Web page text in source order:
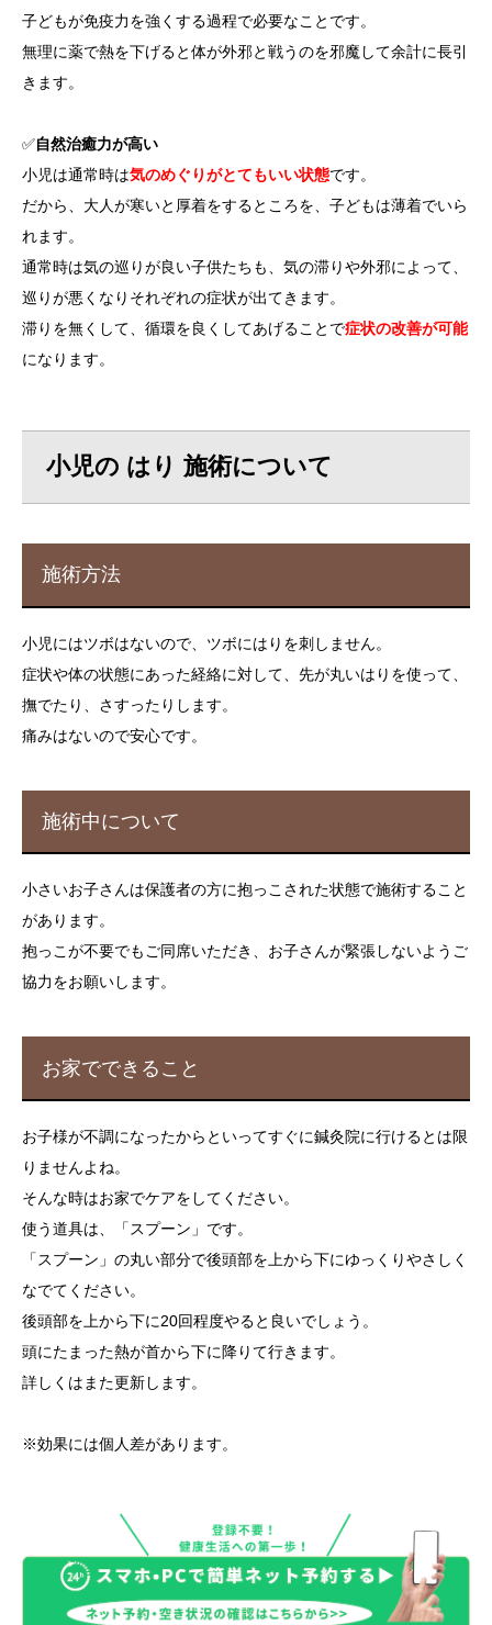
子どもが免疫力を強くする過程で必要なことです。
無理に薬で熱を下げると体が外邪と戦うのを邪魔して余計に長引
きます。
✅自然治癒力が高い
小児は通常時は気のめぐりがとてもいい状態です。
だから、大人が寒いと厚着をするところを、子どもは薄着でいら
れます。
通常時は気の巡りが良い子供たちも、気の滞りや外邪によって、
巡りが悪くなりそれぞれの症状が出てきます。
滞りを無くして、循環を良くしてあげることで症状の改善が可能
になります。
小児の はり 施術について
施術方法
小児にはツボはないので、ツボにはりを刺しません。
症状や体の状態にあった経絡に対して、先が丸いはりを使って、
撫でたり、さすったりします。
痛みはないので安心です。
施術中について
小さいお子さんは保護者の方に抱っこされた状態で施術すること
があります。
抱っこが不要でもご同席いただき、お子さんが緊張しないようご
協力をお願いします。
お家でできること
お子様が不調になったからといってすぐに鍼灸院に行けるとは限
りませんよね。
そんな時はお家でケアをしてください。
使う道具は、「スプーン」です。
「スプーン」の丸い部分で後頭部を上から下にゆっくりやさしく
なでてください。
後頭部を上から下に20回程度やると良いでしょう。
頭にたまった熱が首から下に降りて行きます。
詳しくはまた更新します。
※効果には個人差があります。